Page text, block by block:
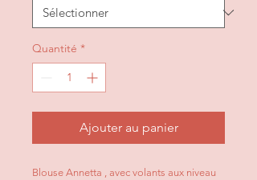
Quantité *
Ajouter au panier
Blouse Annetta , avec volants aux niveau